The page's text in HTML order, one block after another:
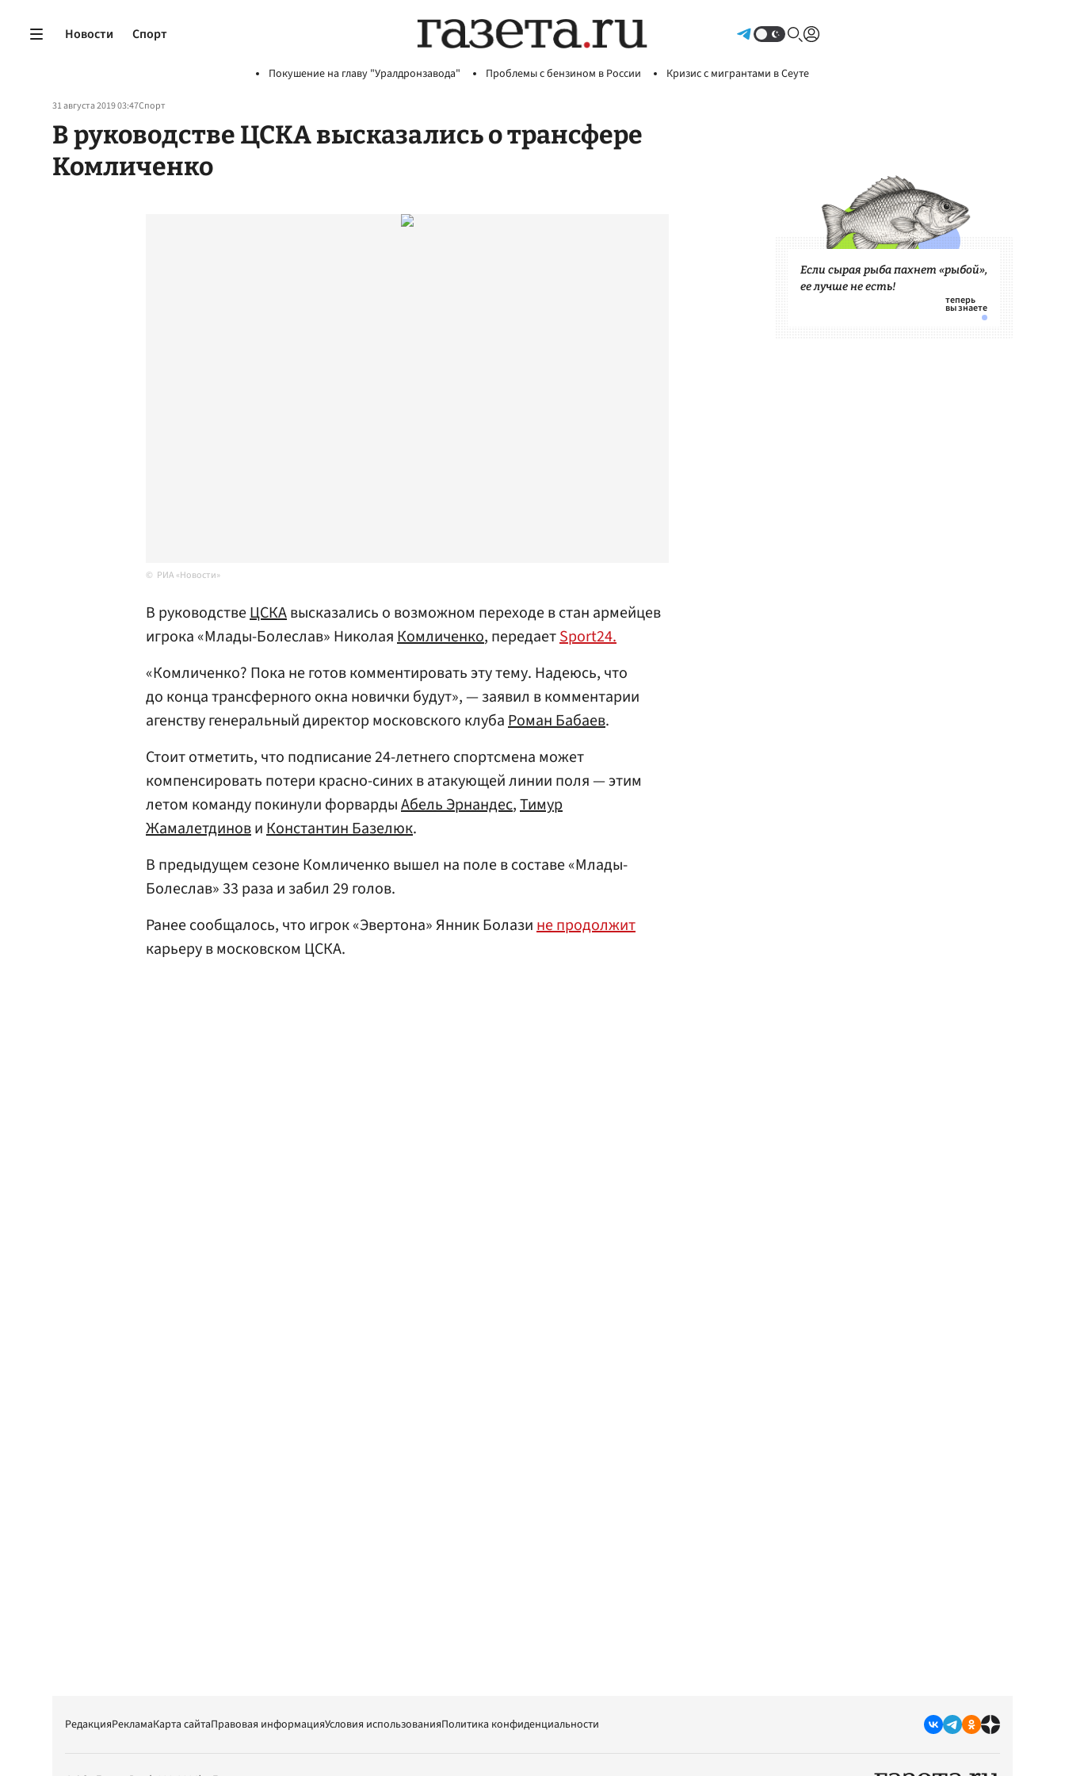
Новости Спорт
Покушение на главу "Уралдронзавода" Проблемы с бензином в России Кризис с мигрантами в Сеуте
31 августа 2019 03:47Спорт
В руководстве ЦСКА высказались о трансфере
Комличенко
РИА «Новости»
В руководствеЦСКАвысказались о возможном переходе в стан армейцев
игрока «Млады-Болеслав» НиколаяКомличенко, передаетSport24.
«Комличенко? Пока не готов комментировать эту тему. Надеюсь, что
до конца трансферного окна новички будут», — заявил в комментарии
агенству генеральный директор московского клубаРоман Бабаев.
Стоит отметить, что подписание 24-летнего спортсмена может
компенсировать потери красно-синих в атакующей линии поля — этим
летом команду покинули форвардыАбель Эрнандес,Тимур
ЖамалетдиновиКонстантин Базелюк.
В предыдущем сезоне Комличенко вышел на поле в составе «Млады-
Болеслав» 33 раза и забил 29 голов.
Ранее сообщалось, что игрок «Эвертона» Янник Болазине продолжит
карьеру в московском ЦСКА.
Если сырая рыба пахнет «рыбой»,
ее лучше не есть!
РедакцияРекламаКарта сайтаПравовая информацияУсловия использованияПолитика конфиденциальности